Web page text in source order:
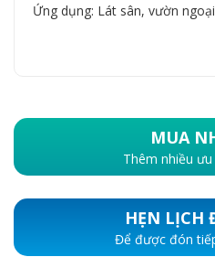
Ứng dụng: Lát sân, vườn
MUA
Thêm nhiều
HẸN LỊCH
Để được đón